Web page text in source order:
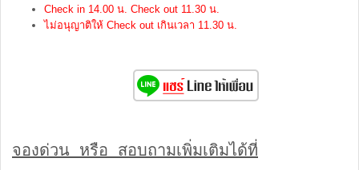
Check in 14.00 น. Check out 11.30 น.
ไม่อนุญาติให้ Check out เกินเวลา 11.30 น.
จองด่วน หรือ สอบถามเพิ่มเติมได้ที่